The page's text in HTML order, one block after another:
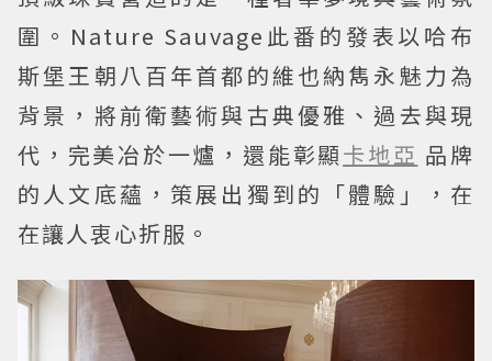
圍。Nature Sauvage此番的發表以哈布
斯堡王朝八百年首都的維也納雋永魅力為
背景，將前衛藝術與古典優雅、過去與現
代，完美冶於一爐，還能彰顯卡地亞 品牌
的人文底蘊，策展出獨到的「體驗」，在
在讓人衷心折服。